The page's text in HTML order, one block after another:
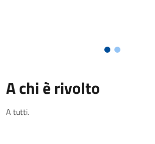
A chi è rivolto
A tutti.